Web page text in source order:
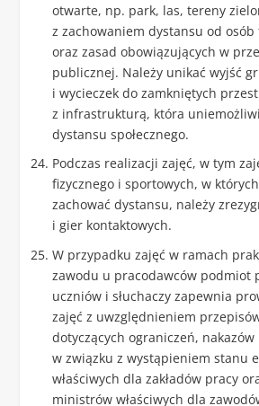
otwarte, np. park, las, tereny
z zachowaniem dystansu od osób
oraz zasad obowiązujących w
publicznej. Należy unikać wyjść
i wycieczek do zamkniętych
z infrastrukturą, która
dystansu społecznego.
Podczas realizacji zajęć, w tym
fizycznego i sportowych, w
zachować dystansu, należy
i gier kontaktowych.
W przypadku zajęć w ramach
zawodu u pracodawców podmiot
uczniów i słuchaczy zapewnia
zajęć z uwzględnieniem
dotyczących ograniczeń, nakazów
w związku z wystąpieniem stanu
właściwych dla zakładów pracy
ministrów właściwych dla